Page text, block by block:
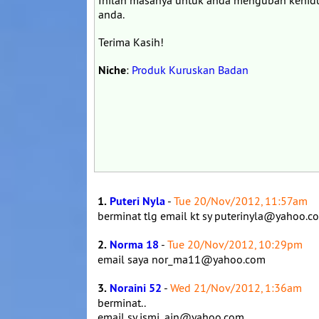
anda.
Terima Kasih!
Niche: Produk Kuruskan Badan
1. Puteri Nyla - Tue 20/Nov/2012, 11:57am
berminat tlg email kt sy
2. Norma 18 - Tue 20/Nov/2012, 10:29pm
email saya nor_ma11@yahoo.com
3. Noraini 52 - Wed 21/Nov/2012, 1:36am
berminat..